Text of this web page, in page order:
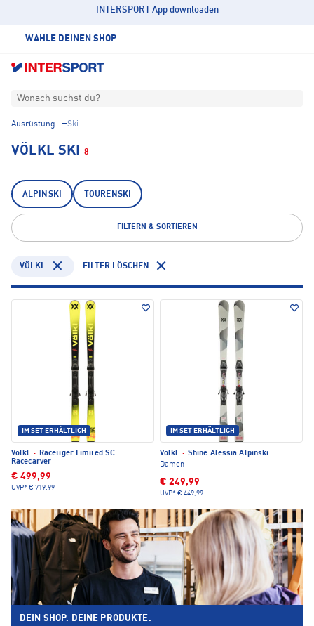
INTERSPORT App downloaden
WÄHLE DEINEN SHOP
Wonach suchst du?
Ausrüstung Ski
VÖLKL SKI 8
ALPINSKI TOURENSKI
FILTERN & SORTIEREN
VÖLKL FILTER LÖSCHEN
IM SET ERHÄLTLICH
Völkl ·
Racetiger Limited SC
Racecarver
€ 499,99
UVP* € 719,99
IM SET ERHÄLTLICH
Völkl · Shine Alessia Alpinski
Damen
€ 249,99
UVP* € 449,99
DEIN SHOP. DEINE PRODUKTE.